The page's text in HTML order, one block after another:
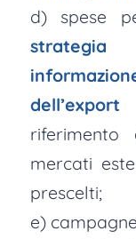
d) spese
mercati
prescelti;
e)